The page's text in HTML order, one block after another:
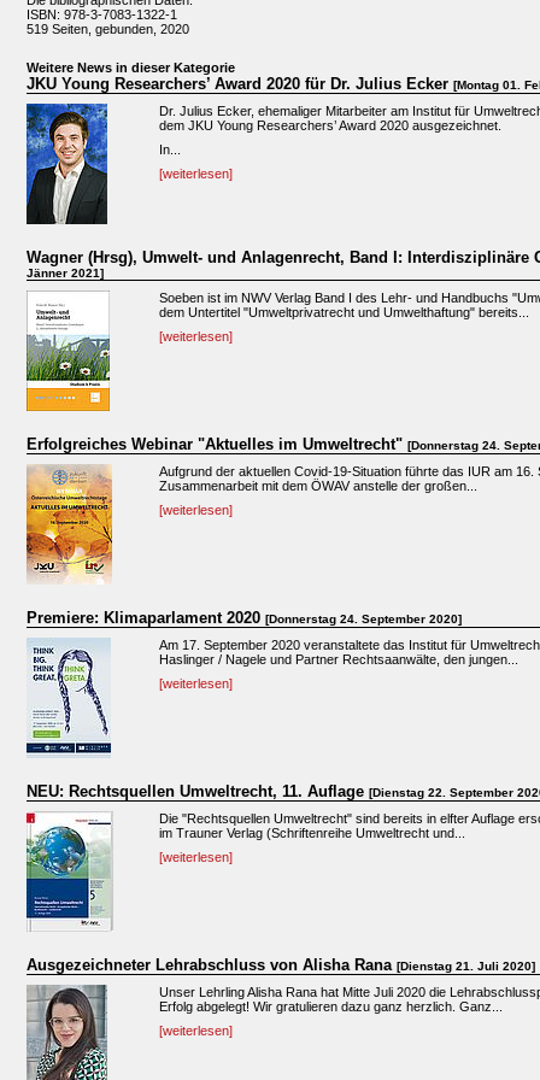
ISBN: 978-3-7083-1322-1
519 Seiten, gebunden, 2020
Weitere News in dieser Kategorie
JKU Young Researchers’ Award 2020 für Dr. Julius Ecker [Montag 01.
Dr. Julius Ecker, ehemaliger Mitarbeiter am Institut für
dem JKU Young Researchers’ Award 2020 ausgezeichnet.
In...
[weiterlesen]
Wagner (Hrsg), Umwelt- und Anlagenrecht, Band I: Interdisziplinäre
Jänner 2021]
Soeben ist im NWV Verlag Band I des Lehr- und Handbuchs
dem Untertitel "Umweltprivatrecht und Umwelthaftung" bereits...
[weiterlesen]
Erfolgreiches Webinar "Aktuelles im Umweltrecht" [Donnerstag 24.
Aufgrund der aktuellen Covid-19-Situation führte das IUR am 16.
Zusammenarbeit mit dem ÖWAV anstelle der großen...
[weiterlesen]
Premiere: Klimaparlament 2020 [Donnerstag 24. September 2020]
Am 17. September 2020 veranstaltete das Institut für
Haslinger / Nagele und Partner Rechtsaanwälte, den jungen...
[weiterlesen]
NEU: Rechtsquellen Umweltrecht, 11. Auflage [Dienstag 22. September
Die "Rechtsquellen Umweltrecht" sind bereits in elfter Auflage
im Trauner Verlag (Schriftenreihe Umweltrecht und...
[weiterlesen]
Ausgezeichneter Lehrabschluss von Alisha Rana [Dienstag 21. Juli 2020]
Unser Lehrling Alisha Rana hat Mitte Juli 2020 die
Erfolg abgelegt! Wir gratulieren dazu ganz herzlich. Ganz...
[weiterlesen]